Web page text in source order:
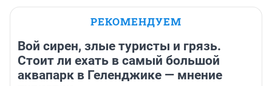
РЕКОМЕНДУЕМ
Вой сирен, злые туристы и грязь.
Стоит ли ехать в самый большой
аквапарк в Геленджике — мнение